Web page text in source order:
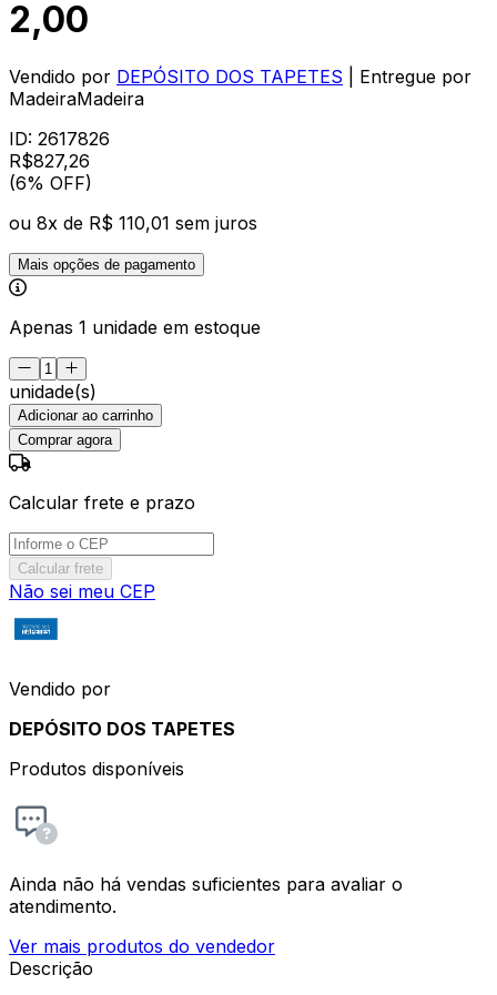
2,00
Vendido por DEPÓSITO DOS TAPETES
| Entregue por
MadeiraMadeira
ID: 2617826
R$827,26
(6% OFF)
ou 8x de R$ 110,01 sem juros
Mais opções de pagamento
Apenas 1 unidade em estoque
unidade(s)
Adicionar ao carrinho
Comprar agora
Calcular frete e prazo
Calcular frete
Não sei meu CEP
Vendido por
DEPÓSITO DOS TAPETES
Produtos disponíveis
Ainda não há vendas suficientes para avaliar o
atendimento.
Ver mais produtos do vendedor
Descrição